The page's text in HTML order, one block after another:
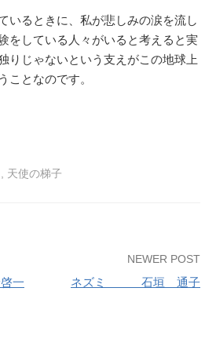
いるときに、私が悲しみの涙を流し
をしている人々がいると考えると実
りじゃないという支えがこの地球上
ことなのです。
天使の梯子
一
NEWER POST
ネズミ 石垣 通子